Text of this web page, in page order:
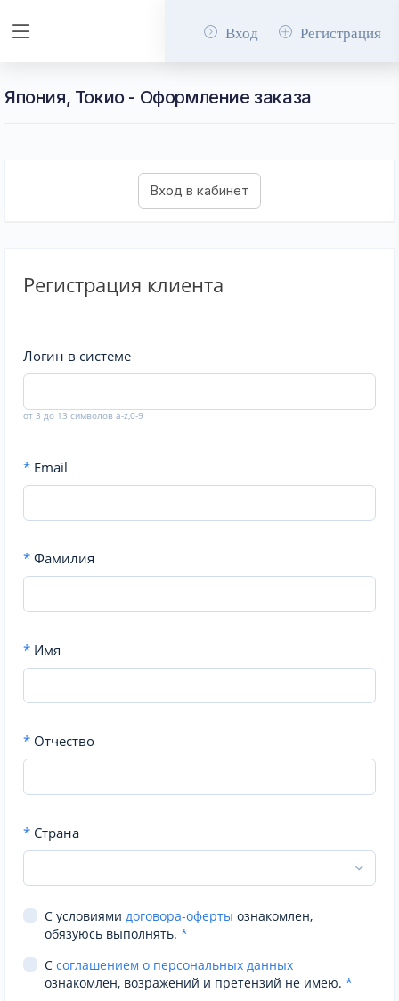
Вход Регистрация
Япония, Токио - Оформление заказа
Регистрация клиента
Логин в системе
от 3 до 13 символов a-z,0-9
* Email
* Фамилия
* Имя
* Отчество
* Страна
С условиями договора-оферты ознакомлен,
обязуюсь выполнять. *
С соглашением о персональных данных
ознакомлен, возражений и претензий не имею. *